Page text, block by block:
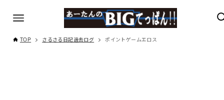
TOP さるさる日記過去ログ ポイントゲームエロス